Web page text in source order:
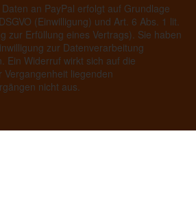
an PayPal erfolgt auf Grundlage
(Einwilligung) und Art. 6 Abs. 1 lit.
zur Erfüllung eines Vertrags). Sie haben
zur Datenverarbeitung
Ein Widerruf wirkt sich auf die
liegenden
nicht aus.